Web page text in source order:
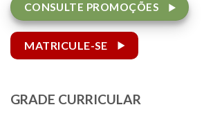
CONSULTE PROMOÇÕES
MATRICULE-SE
GRADE CURRICULAR